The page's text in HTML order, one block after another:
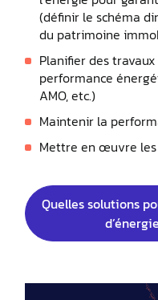
(définir le schéma
du patrimoine
Planifier des
performance
AMO, etc.)
Maintenir la
Mettre en œuvre
Quelles solutions